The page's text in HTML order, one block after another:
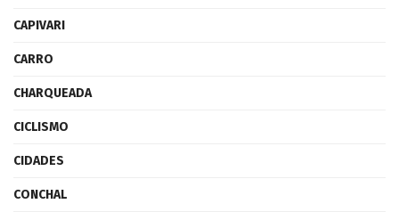
CAPIVARI
CARRO
CHARQUEADA
CICLISMO
CIDADES
CONCHAL